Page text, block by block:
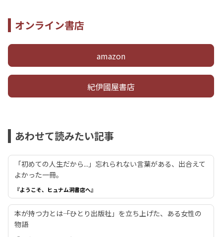
オンライン書店
amazon
紀伊國屋書店
あわせて読みたい記事
「初めての人生だから...」忘れられない言葉がある、出合えて
よかった一冊。
『ようこそ、ヒュナム洞書店へ』
本が持つ力とは――「ひとり出版社」を立ち上げた、ある女性の
物語